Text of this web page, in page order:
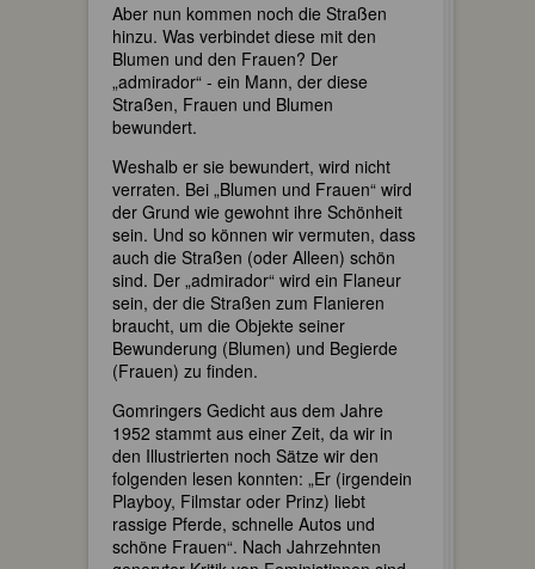
Aber nun kommen noch die Straßen
hinzu. Was verbindet diese mit den
Blumen und den Frauen? Der
„admirador“ - ein Mann, der diese
Straßen, Frauen und Blumen
bewundert.
Weshalb er sie bewundert, wird nicht
verraten. Bei „Blumen und Frauen“ wird
der Grund wie gewohnt ihre Schönheit
sein. Und so können wir vermuten, dass
auch die Straßen (oder Alleen) schön
sind. Der „admirador“ wird ein Flaneur
sein, der die Straßen zum Flanieren
braucht, um die Objekte seiner
Bewunderung (Blumen) und Begierde
(Frauen) zu finden.
Gomringers Gedicht aus dem Jahre
1952 stammt aus einer Zeit, da wir in
den Illustrierten noch Sätze wir den
folgenden lesen konnten: „Er (irgendein
Playboy, Filmstar oder Prinz) liebt
rassige Pferde, schnelle Autos und
schöne Frauen“. Nach Jahrzehnten